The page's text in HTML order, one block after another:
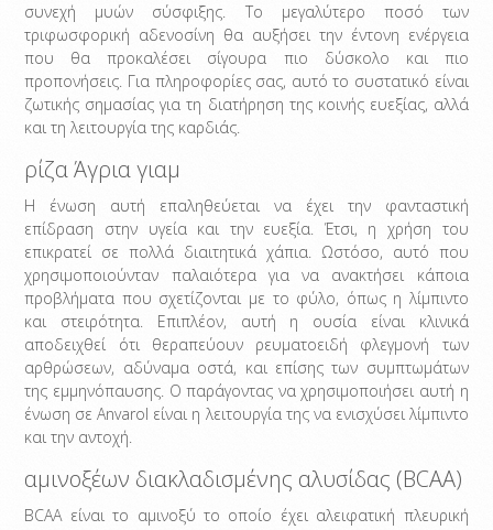
συνεχή μυών σύσφιξης. Το μεγαλύτερο ποσό των
τριφωσφορική αδενοσίνη θα αυξήσει την έντονη ενέργεια
που θα προκαλέσει σίγουρα πιο δύσκολο και πιο
προπονήσεις. Για πληροφορίες σας, αυτό το συστατικό είναι
ζωτικής σημασίας για τη διατήρηση της κοινής ευεξίας, αλλά
και τη λειτουργία της καρδιάς.
ρίζα Άγρια γιαμ
Η ένωση αυτή επαληθεύεται να έχει την φανταστική
επίδραση στην υγεία και την ευεξία. Έτσι, η χρήση του
επικρατεί σε πολλά διαιτητικά χάπια. Ωστόσο, αυτό που
χρησιμοποιούνταν παλαιότερα για να ανακτήσει κάποια
προβλήματα που σχετίζονται με το φύλο, όπως η λίμπιντο
και στειρότητα. Επιπλέον, αυτή η ουσία είναι κλινικά
αποδειχθεί ότι θεραπεύουν ρευματοειδή φλεγμονή των
αρθρώσεων, αδύναμα οστά, και επίσης των συμπτωμάτων
της εμμηνόπαυσης. Ο παράγοντας να χρησιμοποιήσει αυτή η
ένωση σε Anvarol είναι η λειτουργία της να ενισχύσει λίμπιντο
και την αντοχή.
αμινοξέων διακλαδισμένης αλυσίδας (BCAA)
BCAA είναι το αμινοξύ το οποίο έχει αλειφατική πλευρική